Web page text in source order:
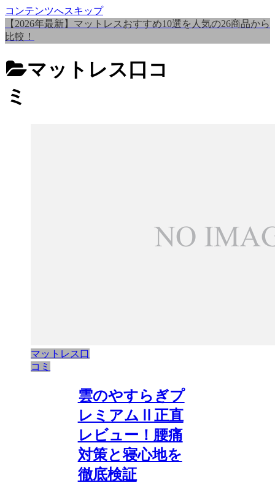
コンテンツへスキップ
【2026年最新】マットレスおすすめ10選を人気の26商品から
比較！
マットレス口コ
ミ
マットレス口
コミ
雲のやすらぎプ
レミアムⅡ正直
レビュー！腰痛
対策と寝心地を
徹底検証